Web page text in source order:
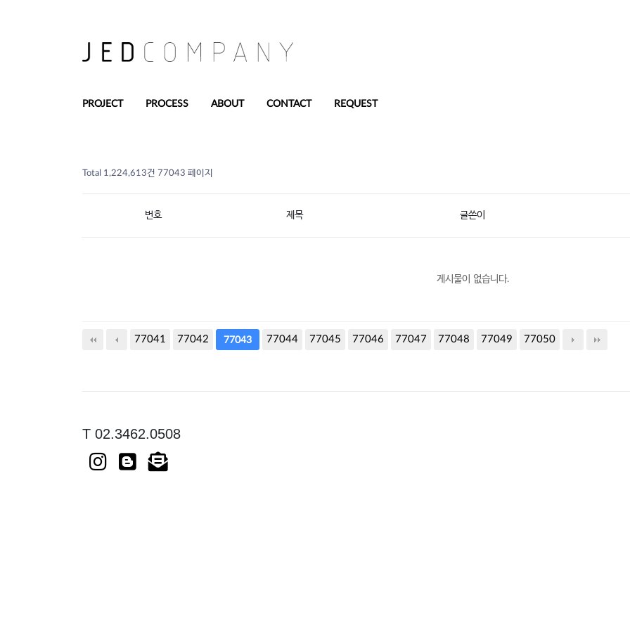
PROJECT PROCESS ABOUT CONTACT REQUEST
Total 1,224,613건 77043 페이지
번호 제목 글쓴이
게시물이 없습니다.
77041 77042 77043 77044 77045 77046 77047 77048 77049 77050
다음 맨끝
T 02.3462.0508